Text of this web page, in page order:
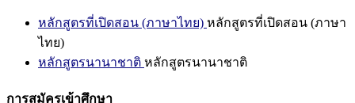
หลักสูตรที่เปิดสอน (ภาษาไทย) หลักสูตรที่เปิดสอน (ภาษา
ไทย)
หลักสูตรนานาชาติ หลักสูตรนานาชาติ
การสมัครเข้าศึกษา